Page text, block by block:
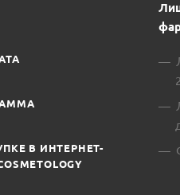
В ИНТЕРНЕТ-